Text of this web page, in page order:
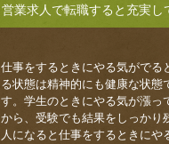
営業求人で転職すると充実し
仕事をするときにやる気がでる
る状態は精神的にも健康な状態
す。学生のときにやる気が漲っ
から、受験でも結果をしっかり
人になると仕事をするときに